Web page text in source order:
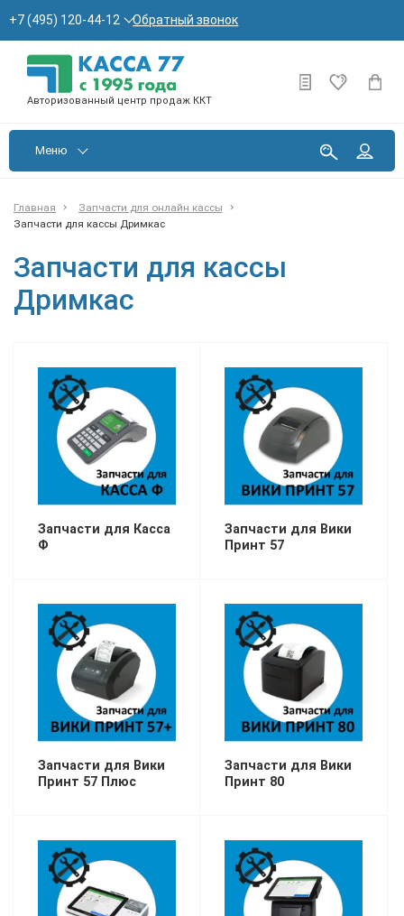
+7 (495) 120-44-12 Обратный звонок
Авторизованный центр продаж ККТ
Меню
Главная
Запчасти для онлайн кассы
Запчасти для кассы Дримкас
Запчасти для кассы
Дримкас
Запчасти для Касса
Ф
Запчасти для Вики
Принт 57
Запчасти для Вики
Принт 57 Плюс
Запчасти для Вики
Принт 80